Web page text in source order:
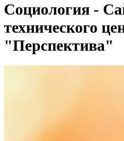
Социология -
технического
"Перспектива"